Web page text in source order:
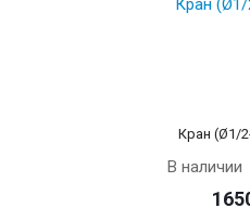
Кран (Ø1/
В наличии